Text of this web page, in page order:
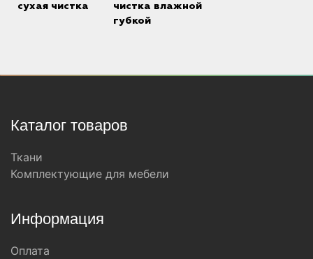
сухая чистка
чистка влажной
губкой
Каталог товаров
Ткани
Комплектующие для мебели
Информация
Оплата